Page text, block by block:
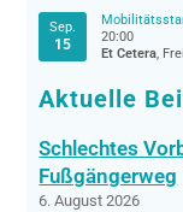
Sep.
15
20:00
Et Cetera,
Aktuelle
Schlechtes
Fußgängerweg
6. August 2026